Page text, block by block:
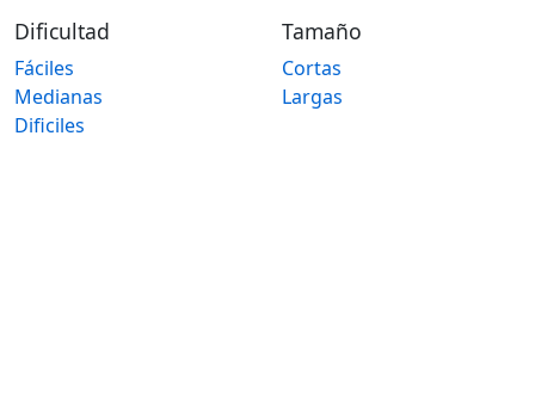
Dificultad
Fáciles
Medianas
Dificiles
Tamaño
Cortas
Largas